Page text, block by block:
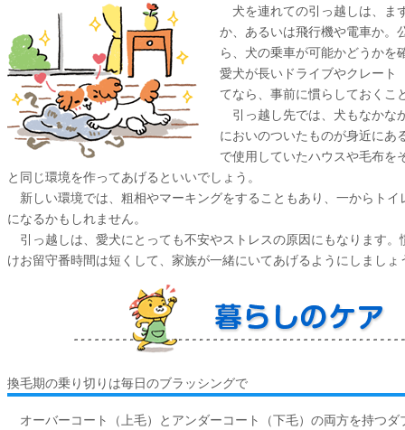
犬を連れての引っ越しは、ま
か、あるいは飛行機や電車か。
ら、犬の乗車が可能かどうかを
愛犬が長いドライブやクレート
てなら、事前に慣らしておくこ
引っ越し先では、犬もなかな
においのついたものが身近にあ
で使用していたハウスや毛布を
と同じ環境を作ってあげるといいでしょう。
新しい環境では、粗相やマーキングをすることもあり、一からトイ
になるかもしれません。
引っ越しは、愛犬にとっても不安やストレスの原因にもなります。
けお留守番時間は短くして、家族が一緒にいてあげるようにしましょ
換毛期の乗り切りは毎日のブラッシングで
オーバーコート（上毛）とアンダーコート（下毛）の両方を持つダ